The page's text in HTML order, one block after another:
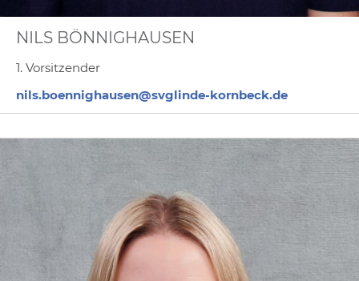
NILS BÖNNIGHAUSEN
1. Vorsitzender
nils.boennighausen@svglinde-kornbeck.de